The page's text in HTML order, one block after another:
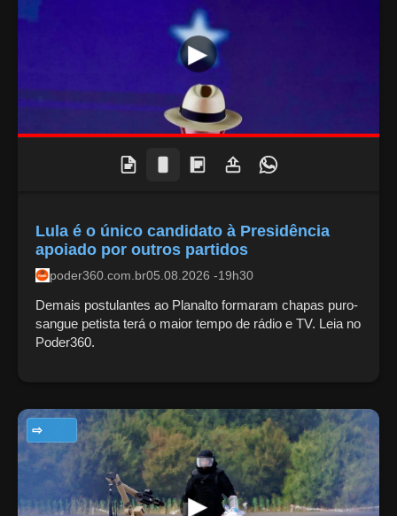
Lula é o único candidato à Presidência
apoiado por outros partidos
poder360.com.br05.08.2026 -19h30
Demais postulantes ao Planalto formaram chapas puro-
sangue petista terá o maior tempo de rádio e TV. Leia no
Poder360.
TECNOLOGIA